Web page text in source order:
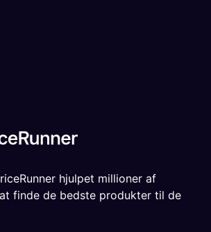
hjulpet millioner af
finde de bedste produkter til de